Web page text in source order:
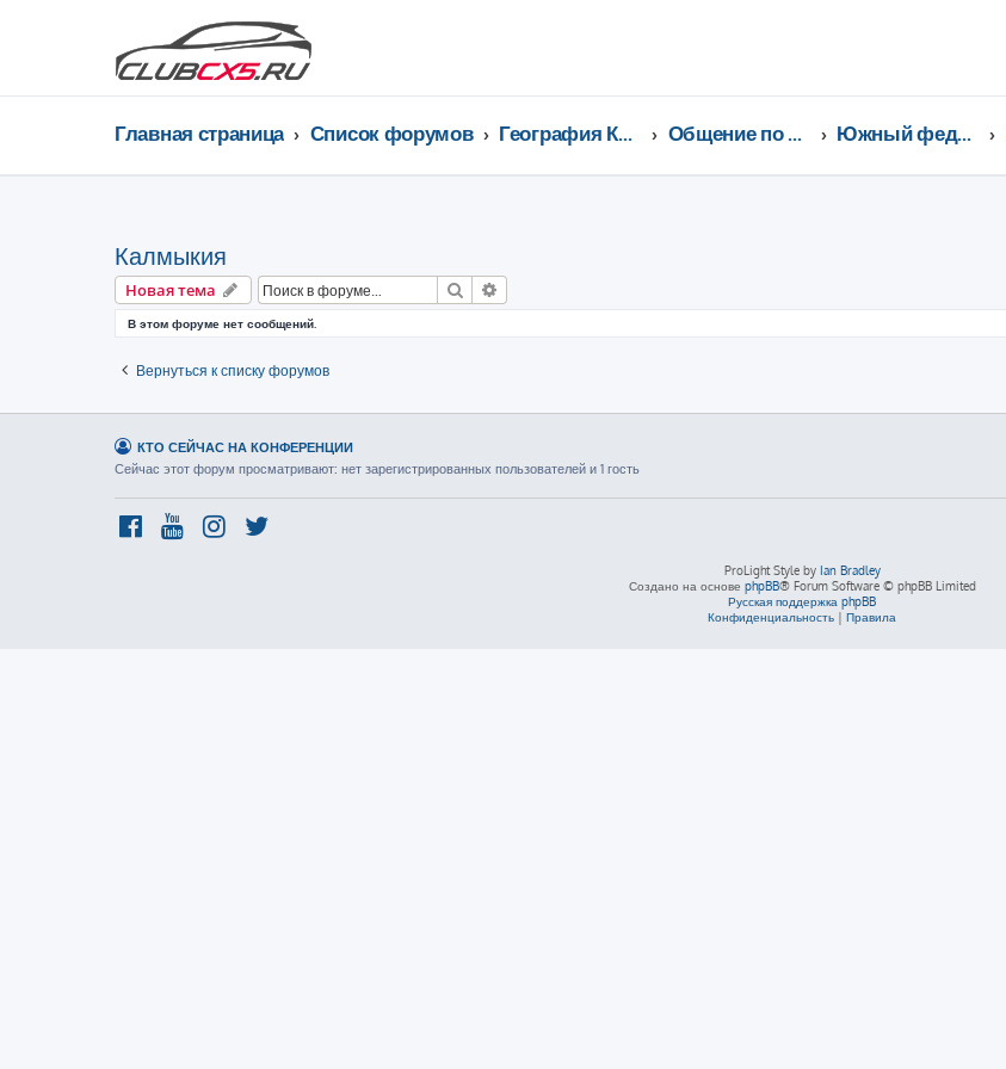
Главная страница Список форумов География Клуба CX-5 CLUB Общение по регионам Южный федеральный округ
Калмыкия
Новая тема Поиск
В этом форуме нет сообщений.
Вернуться к списку форумов
КТО СЕЙЧАС НА КОНФЕРЕНЦИИ
Сейчас этот форум просматривают: нет зарегистрированных пользователей и 1 гость
ProLight Style by Ian Bradley
Создано на основе phpBB® Forum Software © phpBB Limited
Русская поддержка phpBB
Конфиденциальность | Правила